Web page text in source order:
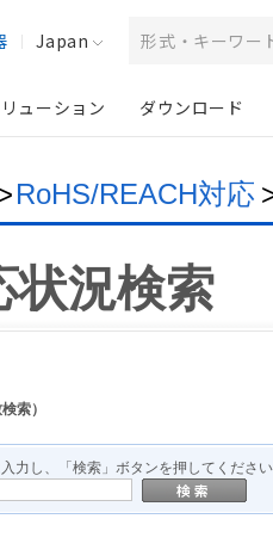
Japan
ューション ダウンロード
RoHS/REACH対応
状況検索
索）
力し、「検索」ボタンを押してくださ